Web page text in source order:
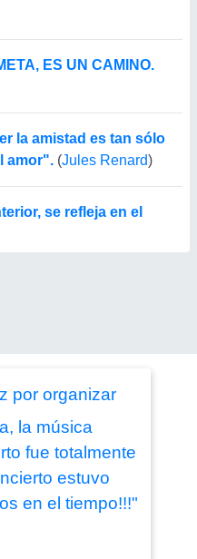
ES UN CAMINO.
la amistad es tan sólo
amor". (Jules Renard)
se refleja en el
por organizar
la música
fue totalmente
estuvo
en el tiempo!!!"